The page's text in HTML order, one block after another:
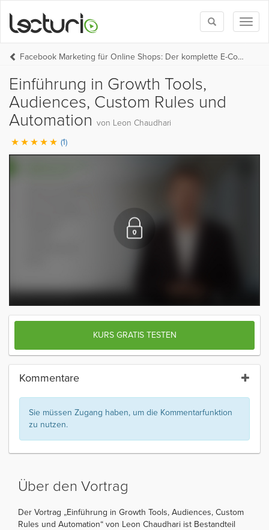
Toggle
search
Facebook Marketing für Online Shops: Der komplette E-Commerce und Facebook Werbeanzeigen Kurs
Einführung in Growth Tools,
Audiences, Custom Rules und
Automation von Leon Chaudhari
(1)
KURS GRATIS TESTEN
Kommentare
Sie müssen Zugang haben, um die Kommentarfunktion
zu nutzen.
Über den Vortrag
Der Vortrag „Einführung in Growth Tools, Audiences, Custom
Rules und Automation“ von Leon Chaudhari ist Bestandteil